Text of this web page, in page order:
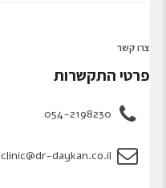
צרו קשר
פרטי התקשרות
054-2198230
clinic@dr-daykan.co.il